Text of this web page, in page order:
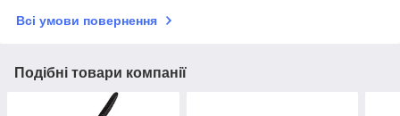
Всі умови повернення
Подібні товари компанії